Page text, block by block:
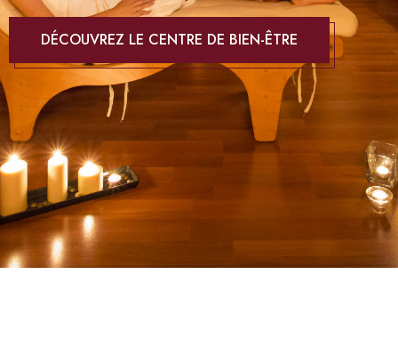
DÉCOUVREZ LE CENTRE DE BIEN-ÊTRE